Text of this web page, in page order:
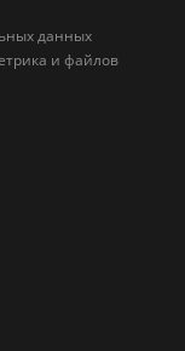
данных
и файлов